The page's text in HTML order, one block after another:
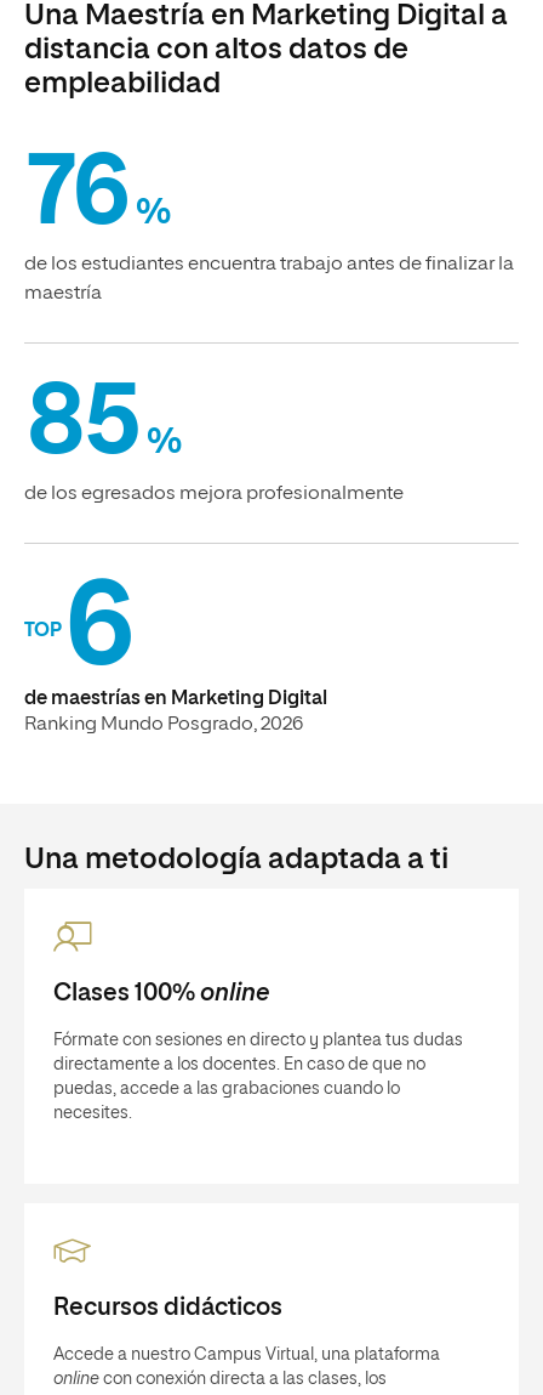
Una Maestría en Marketing Digital a
distancia con altos datos de
empleabilidad
76 %
de los estudiantes encuentra trabajo antes de finalizar la
maestría
85 %
de los egresados mejora profesionalmente
TOP 6
de maestrías en Marketing Digital
Ranking Mundo Posgrado, 2026
Una metodología adaptada a ti
Clases 100% online
Fórmate con sesiones en directo y plantea tus dudas
directamente a los docentes. En caso de que no
puedas, accede a las grabaciones cuando lo
necesites.
Recursos didácticos
Accede a nuestro Campus Virtual, una plataforma
online con conexión directa a las clases, los